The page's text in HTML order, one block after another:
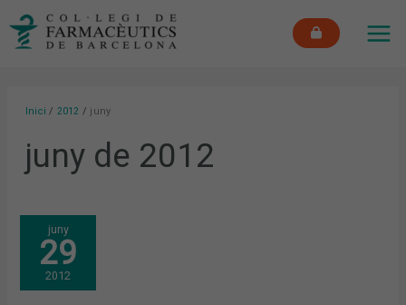
Inici 2012 juny
juny de 2012
juny
29
2012
DECLARACIONS
DEL
PRESIDENT
SOBRE
EL
NOU
SISTEMA